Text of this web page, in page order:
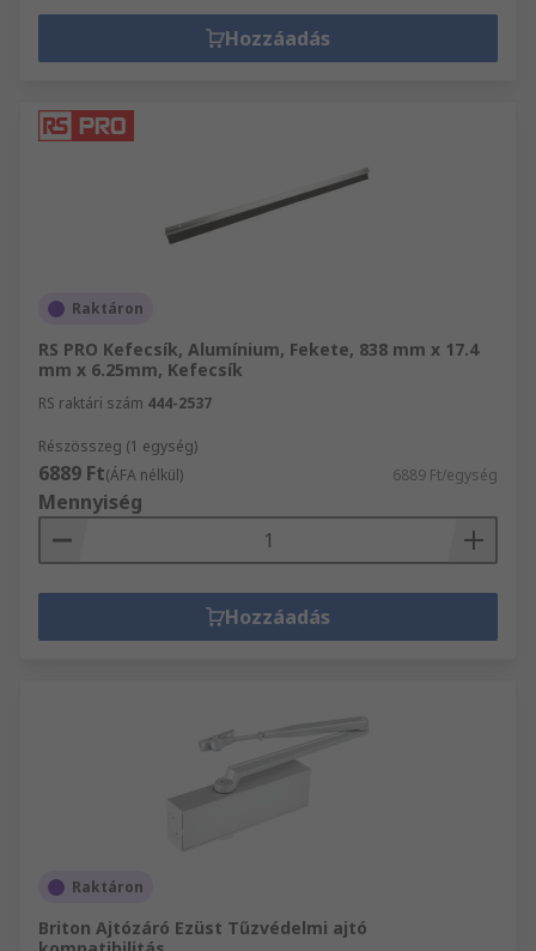
Hozzáadás
Raktáron
RS PRO Kefecsík, Alumínium, Fekete, 838 mm x 17.4
mm x 6.25mm, Kefecsík
RS raktári szám 444-2537
Részösszeg (1 egység)
6889 Ft(ÁFA nélkül) 6889 Ft/egység
Mennyiség
Hozzáadás
Raktáron
Briton Ajtózáró Ezüst Tűzvédelmi ajtó